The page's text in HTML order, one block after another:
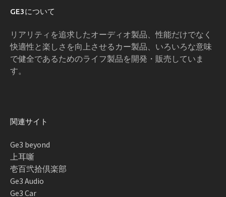
GE3について
リアリティを追求したオーディオ製品、性能だけでなく
快適性と楽しさを向上させるカー製品、いろいろな意味
で健全であるためのライフ製品を開発・販売していま
す。
関連サイト
Ge3 beyond
上耳噺
壱百弐拾倶楽部
Ge3 Audio
Ge3 Car